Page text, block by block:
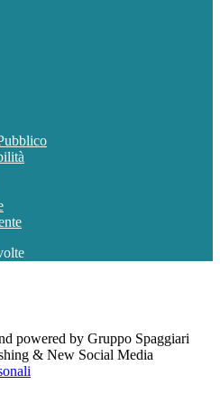
powered by Gruppo Spaggiari
& New Social Media